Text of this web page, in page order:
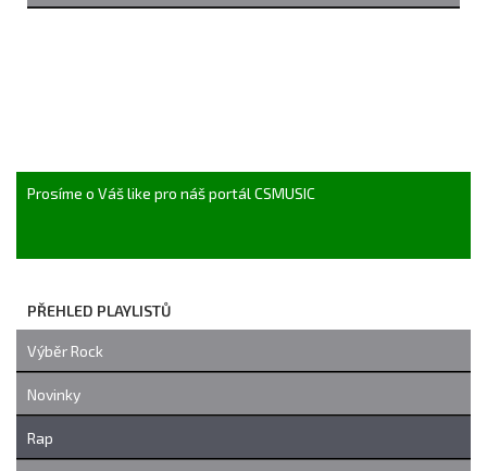
Prosíme o Váš like pro náš portál CSMUSIC
PŘEHLED PLAYLISTŮ
Výběr Rock
Novinky
Rap